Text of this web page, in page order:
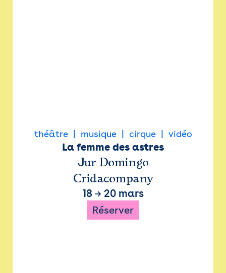
théâtre musique cirque vidéo
La femme des astres
Jur Domingo
Cridacompany
18 → 20 mars
Réserver